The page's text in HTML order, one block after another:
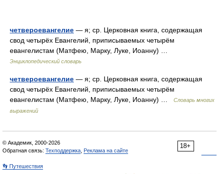
четвероевангелие — я; ср. Церковная книга, содержащая
свод четырёх Евангелий, приписываемых четырём
евангелистам (Матфею, Марку, Луке, Иоанну) …
Энциклопедический словарь
четвероевангелие — я; ср. Церковная книга, содержащая
свод четырёх Евангелий, приписываемых четырём
евангелистам (Матфею, Марку, Луке, Иоанну) …
Словарь многих
выражений
18+
© Академик, 2000-2026
Обратная связь: Техподдержка Реклама на сайте
👣 Путешествия